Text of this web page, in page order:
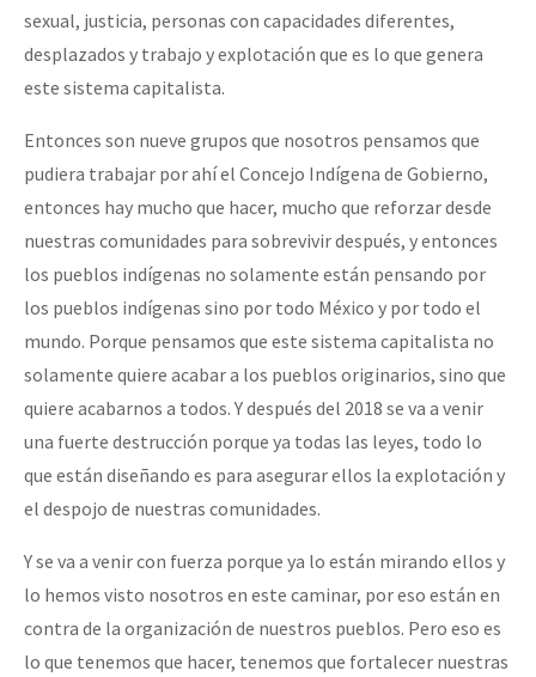
sexual, justicia, personas con capacidades diferentes,
desplazados y trabajo y explotación que es lo que genera
este sistema capitalista.
Entonces son nueve grupos que nosotros pensamos que
pudiera trabajar por ahí el Concejo Indígena de Gobierno,
entonces hay mucho que hacer, mucho que reforzar desde
nuestras comunidades para sobrevivir después, y entonces
los pueblos indígenas no solamente están pensando por
los pueblos indígenas sino por todo México y por todo el
mundo. Porque pensamos que este sistema capitalista no
solamente quiere acabar a los pueblos originarios, sino que
quiere acabarnos a todos. Y después del 2018 se va a venir
una fuerte destrucción porque ya todas las leyes, todo lo
que están diseñando es para asegurar ellos la explotación y
el despojo de nuestras comunidades.
Y se va a venir con fuerza porque ya lo están mirando ellos y
lo hemos visto nosotros en este caminar, por eso están en
contra de la organización de nuestros pueblos. Pero eso es
lo que tenemos que hacer, tenemos que fortalecer nuestras